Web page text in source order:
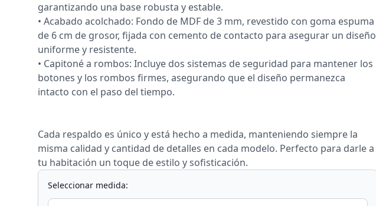
garantizando una base robusta y estable.
• Acabado acolchado: Fondo de MDF de 3 mm, revestido con goma espuma
de 6 cm de grosor, fijada con cemento de contacto para asegurar un diseño
uniforme y resistente.
• Capitoné a rombos: Incluye dos sistemas de seguridad para mantener los
botones y los rombos firmes, asegurando que el diseño permanezca
intacto con el paso del tiempo.
Cada respaldo es único y está hecho a medida, manteniendo siempre la
misma calidad y cantidad de detalles en cada modelo. Perfecto para darle a
tu habitación un toque de estilo y sofisticación.
Seleccionar medida: